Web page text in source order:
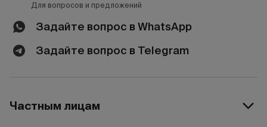
Для вопросов и предложений
Задайте вопрос в WhatsApp
Задайте вопрос в Telegram
Частным лицам